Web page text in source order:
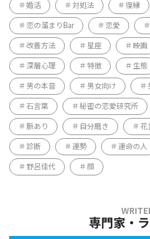
婚活 対処法 復縁
恋の溜まりBar 恋愛
改善方法 星座 映画
深層心理 特徴 生態
男の本音 男女向け
石言葉 秘密の恋愛研究所
脈あり 自分磨き 花
診断 運勢 運命の人
野呂佳代 顔
専門家・